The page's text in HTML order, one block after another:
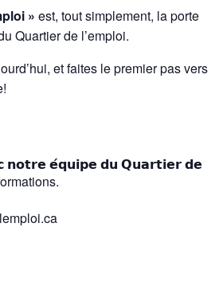
» est, tout simplement, la porte
Quartier de l’emploi.
et faites le premier pas vers
𝗻𝗼𝘁𝗿𝗲 𝗲́𝗾𝘂𝗶𝗽𝗲 𝗱𝘂 𝗤𝘂𝗮𝗿𝘁𝗶𝗲𝗿 𝗱𝗲